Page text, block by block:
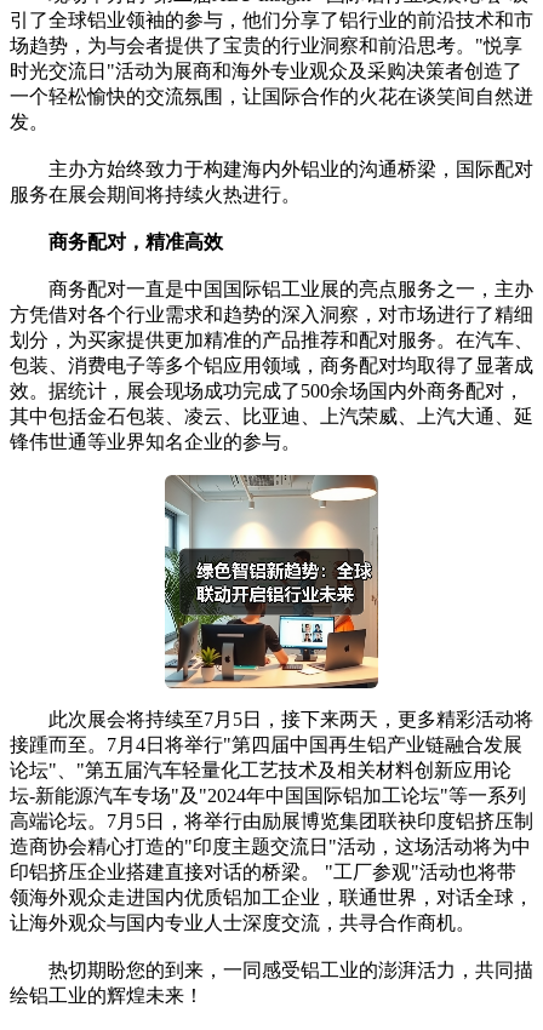
引了全球铝业领袖的参与，他们分享了铝行业的前沿技术和市
场趋势，为与会者提供了宝贵的行业洞察和前沿思考。"悦享
时光交流日"活动为展商和海外专业观众及采购决策者创造了
一个轻松愉快的交流氛围，让国际合作的火花在谈笑间自然迸
发。
主办方始终致力于构建海内外铝业的沟通桥梁，国际配对
服务在展会期间将持续火热进行。
商务配对，精准高效
商务配对一直是中国国际铝工业展的亮点服务之一，主办
方凭借对各个行业需求和趋势的深入洞察，对市场进行了精细
划分，为买家提供更加精准的产品推荐和配对服务。在汽车、
包装、消费电子等多个铝应用领域，商务配对均取得了显著成
效。据统计，展会现场成功完成了500余场国内外商务配对，
其中包括金石包装、凌云、比亚迪、上汽荣威、上汽大通、延
锋伟世通等业界知名企业的参与。
此次展会将持续至7月5日，接下来两天，更多精彩活动将
接踵而至。7月4日将举行"第四届中国再生铝产业链融合发展
论坛"、"第五届汽车轻量化工艺技术及相关材料创新应用论
坛-新能源汽车专场"及"2024年中国国际铝加工论坛"等一系列
高端论坛。7月5日，将举行由励展博览集团联袂印度铝挤压制
造商协会精心打造的"印度主题交流日"活动，这场活动将为中
印铝挤压企业搭建直接对话的桥梁。 "工厂参观"活动也将带
领海外观众走进国内优质铝加工企业，联通世界，对话全球，
让海外观众与国内专业人士深度交流，共寻合作商机。
热切期盼您的到来，一同感受铝工业的澎湃活力，共同描
绘铝工业的辉煌未来！